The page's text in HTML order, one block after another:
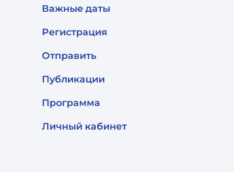
Важные даты
Регистрация
Отправить
Публикации
Программа
Личный кабинет